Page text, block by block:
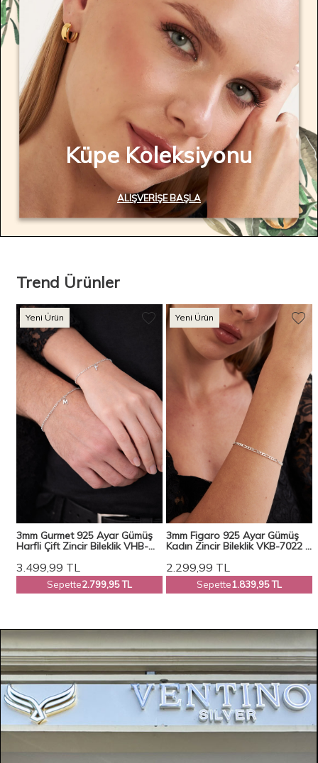
Küpe Koleksiyonu
ALIŞVERIŞE BAŞLA
Trend Ürünler
Yeni Ürün
3mm Gurmet 925 Ayar Gümüş
Harfli Çift Zincir Bileklik VHB-
3.499,99 TL
Sepette2.799,95 TL
Yeni Ürün
3mm Figaro 925 Ayar Gümüş
Kadın Zincir Bileklik VKB-7022 -
2.299,99 TL
Sepette1.839,95 TL